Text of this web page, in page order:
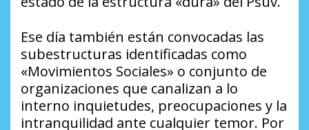
Ese día también están convocadas las
subestructuras identificadas como
«Movimientos Sociales» o conjunto de
organizaciones que canalizan a lo
interno inquietudes, preocupaciones y la
intranquilidad ante cualquier temor. Por